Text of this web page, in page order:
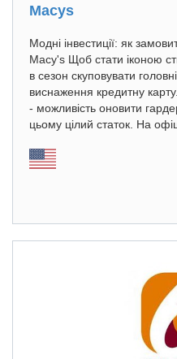
Macys
Модні інвестиції: як
Macy's Щоб стати іконою
в сезон скуповувати
виснаження кредитну
- можливість оновити
цьому цілий статок. На